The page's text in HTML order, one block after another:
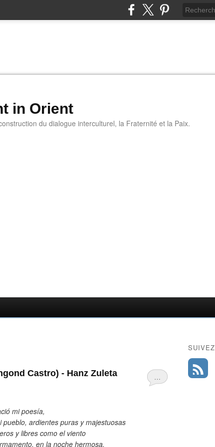
in Orient
du dialogue interculturel, la Fraternité et la Paix.
…
Castro) - Hanz Zuleta
mi poesía,
ardientes puras y majestuosas
y libres como el viento
en la noche hermosa.